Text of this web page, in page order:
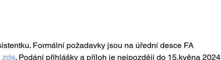
Formální požadavky jsou na úřední desce FA
zde. Podání přihlášky a příloh je nejpozději do 15.kvěna 2024